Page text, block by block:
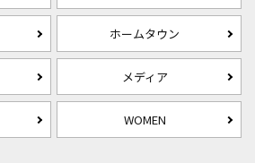
ホームタウン
メディア
WOMEN